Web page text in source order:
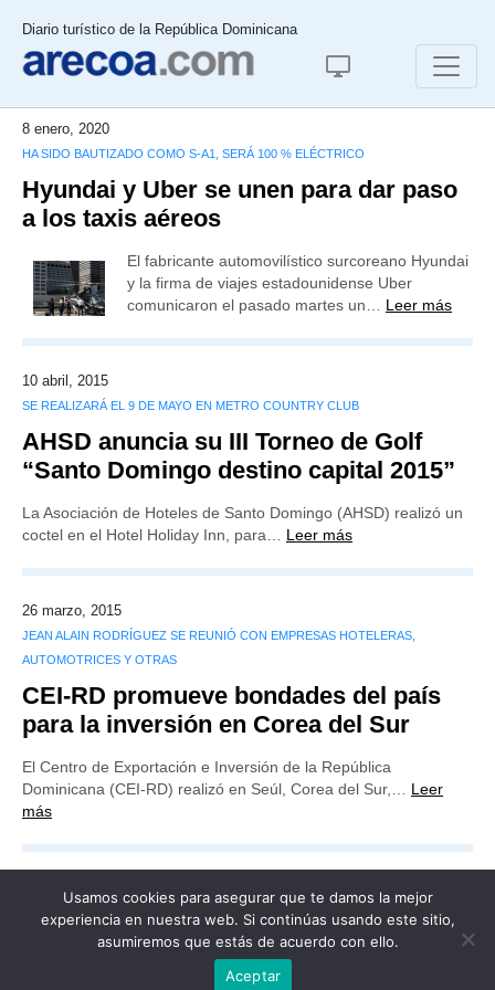
Diario turístico de la República Dominicana
8 enero, 2020
HA SIDO BAUTIZADO COMO S-A1, SERÁ 100 % ELÉCTRICO
Hyundai y Uber se unen para dar paso
a los taxis aéreos
El fabricante automovilístico surcoreano Hyundai
y la firma de viajes estadounidense Uber
comunicaron el pasado martes un… Leer más
10 abril, 2015
SE REALIZARÁ EL 9 DE MAYO EN METRO COUNTRY CLUB
AHSD anuncia su III Torneo de Golf
“Santo Domingo destino capital 2015”
La Asociación de Hoteles de Santo Domingo (AHSD) realizó un
coctel en el Hotel Holiday Inn, para… Leer más
26 marzo, 2015
JEAN ALAIN RODRÍGUEZ SE REUNIÓ CON EMPRESAS HOTELERAS,
AUTOMOTRICES Y OTRAS
CEI-RD promueve bondades del país
para la inversión en Corea del Sur
El Centro de Exportación e Inversión de la República
Dominicana (CEI-RD) realizó en Seúl, Corea del Sur,… Leer
más
Usamos cookies para asegurar que te damos la mejor
experiencia en nuestra web. Si continúas usando este sitio,
asumiremos que estás de acuerdo con ello.
Aceptar
Publicidad Redacción Contacto
Todos los derechos reservados